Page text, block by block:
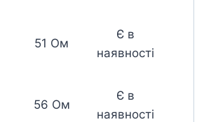
51 Ом
Є в
наявності
56 Ом
Є в
наявності